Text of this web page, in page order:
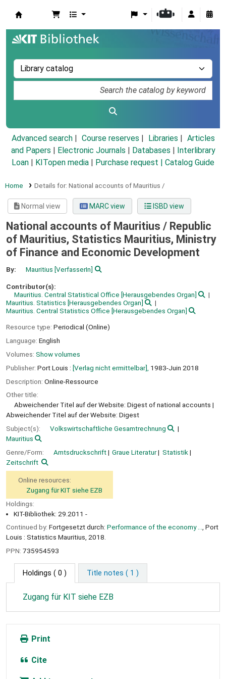
Advanced search Course reserves Libraries
Articles
and Papers
Electronic Journals Databases
Interlibrary
Loan
KITopen media Purchase request | Catalog Guide
Home Details for: National accounts of Mauritius /
Normal view MARC view ISBD view
National accounts of Mauritius / Republic
of Mauritius, Statistics Mauritius, Ministry
of Finance and Economic Development
By: Mauritius [VerfasserIn]
Contributor(s):
Mauritius. Central Statistical Office [Herausgebendes Organ]
Mauritius. Statistics [Herausgebendes Organ]
Mauritius. Central Statistics Office [Herausgebendes Organ]
Resource type: Periodical (Online)
Language: English
Volumes: Show volumes
Publisher: Port Louis : [Verlag nicht ermittelbar], 1983-Juin 2018
Description: Online-Ressource
Other title:
Abweichender Titel auf der Website: Digest of national accounts
Abweichender Titel auf der Website: Digest
Subject(s):
Volkswirtschaftliche Gesamtrechnung
Mauritius
Genre/Form:
Amtsdruckschrift Graue Literatur
Statistik
Zeitschrift
Online resources:
Zugang für KIT siehe EZB
Holdings:
KIT-Bibliothek: 29.2011 -
Continued by: Fortgesetzt durch: Performance of the economy ..., Port
Louis : Statistics Mauritius, 2018.
PPN: 735954593
Holdings ( 0 ) Title notes ( 1 )
Zugang für KIT siehe EZB
Print
Cite